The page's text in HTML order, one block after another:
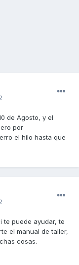
de Agosto, y el
por
el hilo hasta que
te puede ayudar, te
el manual de taller,
cosas.